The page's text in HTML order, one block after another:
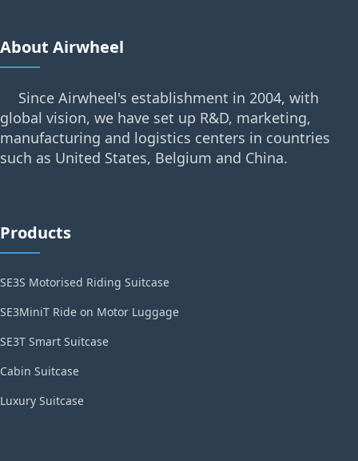
About Airwheel
Since Airwheel's establishment in 2004, with
global vision, we have set up R&D, marketing,
manufacturing and logistics centers in countries
such as United States, Belgium and China.
Products
SE3S Motorised Riding Suitcase
SE3MiniT Ride on Motor Luggage
SE3T Smart Suitcase
Cabin Suitcase
Luxury Suitcase